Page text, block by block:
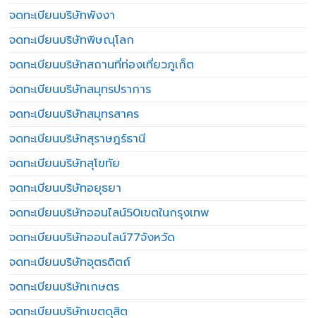
จดทะเบียนบริษัทพังงา
จดทะเบียนบริษัทพิษณุโลก
จดทะเบียนบริษัทสถานที่ท่องเที่ยวภูเก็ต
จดทะเบียนบริษัทสมุทรปราการ
จดทะเบียนบริษัทสมุทรสาคร
จดทะเบียนบริษัทสุราษฎร์ธานี
จดทะเบียนบริษัทสุโขทัย
จดทะเบียนบริษัทอยุธยา
จดทะเบียนบริษัทออนไลน์50เขตในกรุงเทพ
จดทะเบียนบริษัทออนไลน์77จังหวัด
จดทะเบียนบริษัทอุตรดิตถ์
จดทะเบียนบริษัทเกษตร
จดทะเบียนบริษัทเขตดุสิต